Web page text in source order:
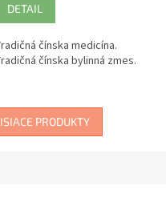
DETAIL
čínska medicína.
čínska bylinná zmes.
PRODUKTY